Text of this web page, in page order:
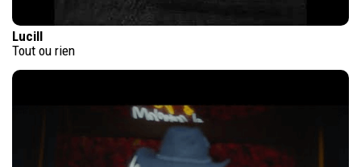
Lucill
Tout ou rien